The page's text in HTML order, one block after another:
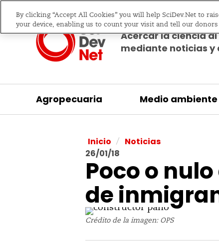
Acercar la ciencia
mediante noticias y
Agropecuaria Medio ambiente
Inicio / Noticias
26/01/18
Poco o
de
Crédito de la imagen: OPS
By clicking “Accept All Cookies” you will help SciDev.Net to
your device, enabling us to count your visit and tell our